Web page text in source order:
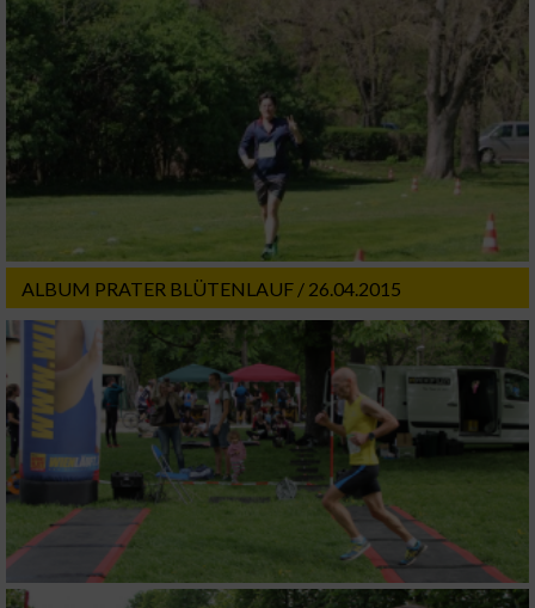
ALBUM PRATER BLÜTENLAUF / 26.04.2015